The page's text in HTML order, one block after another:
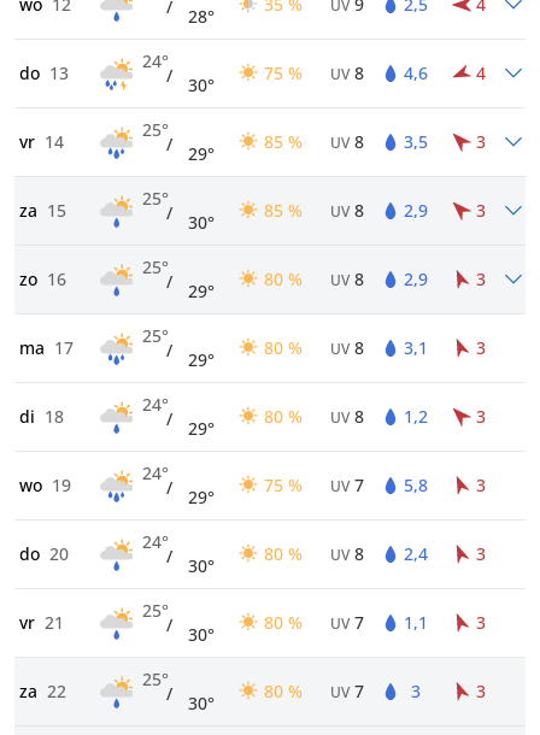
/ 28° UV
do 13
24°
/ 30°
75 % UV 8 4,6 4
vr 14
25°
/ 29°
85 % UV 8 3,5 3
za 15
25°
/ 30°
85 % UV 8 2,9 3
zo 16
25°
/ 29°
80 % UV 8 2,9 3
ma 17
25°
/ 29°
80 % UV 8 3,1 3
di 18
24°
/ 29°
80 % UV 8 1,2 3
wo 19
24°
/ 29°
75 % UV 7 5,8 3
do 20
24°
/ 30°
80 % UV 8 2,4 3
vr 21
25°
/ 30°
80 % UV 7 1,1 3
za 22
25°
/ 30°
80 % UV 7 3 3